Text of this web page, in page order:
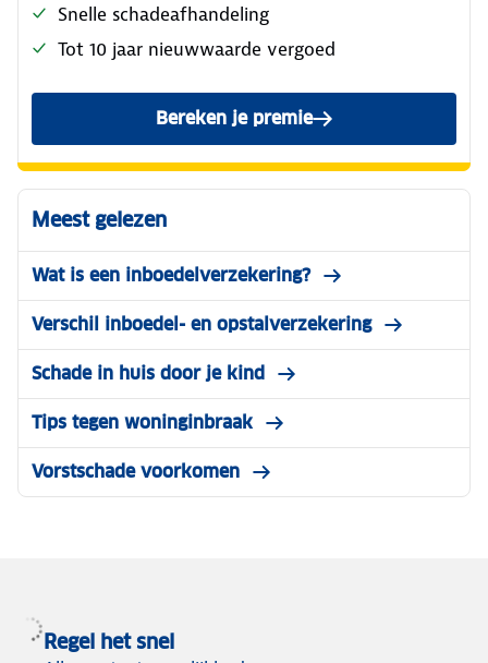
Snelle schadeafhandeling
Tot 10 jaar nieuwwaarde vergoed
Bereken je premie
van de ANWB
Meest gelezen
Wat is een inboedelverzekering?
Verschil inboedel- en opstalverzekering
Schade in huis door je kind
Tips tegen woninginbraak
Vorstschade voorkomen
Regel het snel